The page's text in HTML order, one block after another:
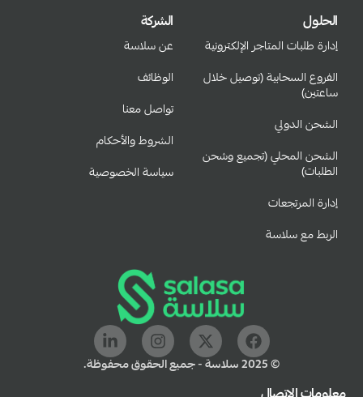
© 2025 سلاسة - جميع الحقوق محفوظة.
الحلول
إدارة طلبات المتاجر الإلكترونية
الفروع السحابية (توصيل خلال
ساعتين)
الشحن الدولي
الشحن المحلي (تجميع وشحن
الطلبات)
إدارة المرتجعات
الربط مع سلاسة
الشركة
عن سلاسة
الوظائف
تواصل معنا
الشروط والأحكام
سياسة الخصوصية